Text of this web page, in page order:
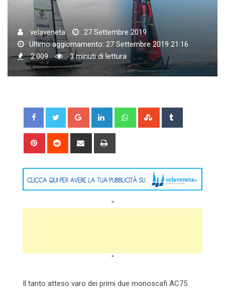
velaveneta
27 Settembre 2019
Ultimo aggiornamento: 27 Settembre 2019 21:16
2.009
3 minuti di lettura
Google+ LinkedIn WhatsappStumbleUpon
Pinterest Reddit
Share
"
"
Il tanto atteso varo dei primi due monoscafi AC75